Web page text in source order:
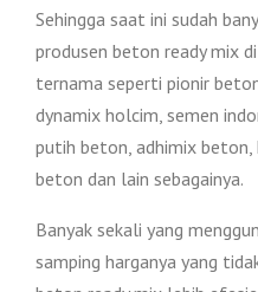
Sehingga saat ini sudah
produsen beton ready mix
ternama seperti pionir
dynamix holcim, semen
putih beton, adhimix beton,
beton dan lain sebagainya.
Banyak sekali yang
samping harganya yang